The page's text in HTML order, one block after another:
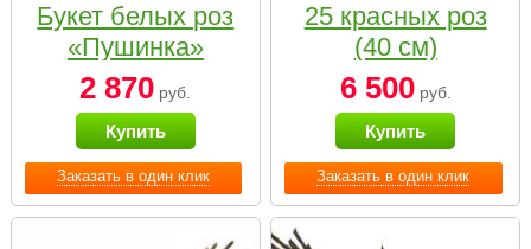
Заказать в один клик
Букет белых роз
«Пушинка»
2 870 руб.
Купить
Заказать в один клик
25 красных роз
(40 см)
6 500руб.
Купить